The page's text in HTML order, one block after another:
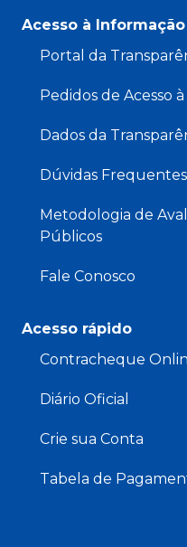
Acesso à Informação
Portal da
Pedidos de Acesso
Dados da
Dúvidas Frequentes
Metodologia de
Públicos
Fale Conosco
Acesso rápido
Contracheque
Diário Oficial
Crie sua Conta
Tabela de